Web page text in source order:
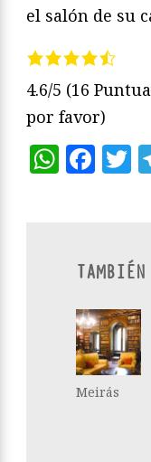
el salón de su
4.6/5 (16
por favor)
Meirás